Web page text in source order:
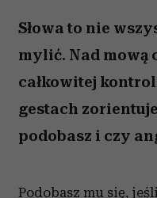
Słowa to nie
mylić. Nad mową
całkowitej
gestach
podobasz i czy
Podobasz mu się,